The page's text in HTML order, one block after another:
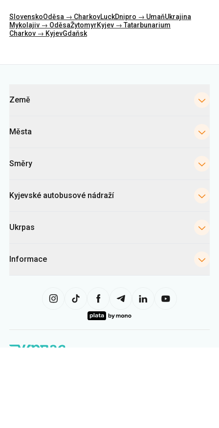
SlovenskoOděsa → CharkovLuckDnipro → UmaňUkrajina
Mykolajiv → OděsaŽytomyrKyjev → Tatarbunarium
Charkov → KyjevGdaňsk
Země
Města
Směry
Kyjevské autobusové nádraží
Ukrpas
Informace